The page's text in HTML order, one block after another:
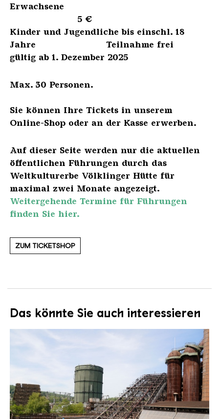
Erwachsene
5 €
Kinder und Jugendliche bis einschl. 18
Jahre Teilnahme frei
gültig ab 1. Dezember 2025
Max. 30 Personen.
Sie können Ihre Tickets in unserem
Online-Shop oder an der Kasse erwerben.
Auf dieser Seite werden nur die aktuellen
öffentlichen Führungen durch das
Weltkulturerbe Völklinger Hütte für
maximal zwei Monate angezeigt.
Weitergehende Termine für Führungen
finden Sie hier.
ZUM TICKETSHOP
Das könnte Sie auch interessieren